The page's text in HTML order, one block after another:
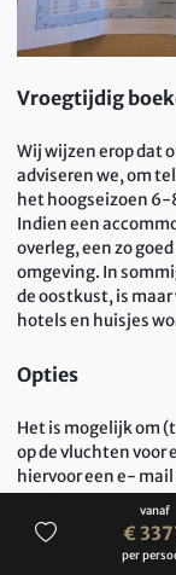
Vroegtijdig
Wij wijzen erop dat
adviseren we, om
het hoogseizoen 6-
Indien een
overleg, een zo
omgeving. In
de oostkust, is
hotels en huisjes
Opties
Het is mogelijk om
op de vluchten voor
hiervoor een e-
hotels en
worden.
vanaf
€
per